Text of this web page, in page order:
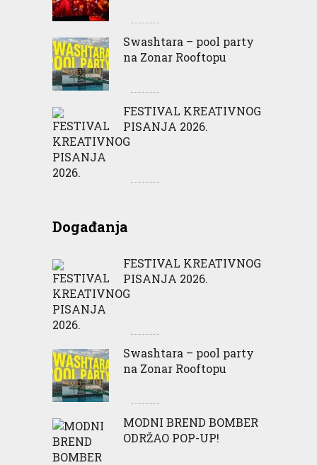
Swashtara – pool party
na Zonar Rooftopu
FESTIVAL KREATIVNOG
PISANJA 2026.
Događanja
FESTIVAL KREATIVNOG
PISANJA 2026.
Swashtara – pool party
na Zonar Rooftopu
MODNI BREND BOMBER
ODRŽAO POP-UP!